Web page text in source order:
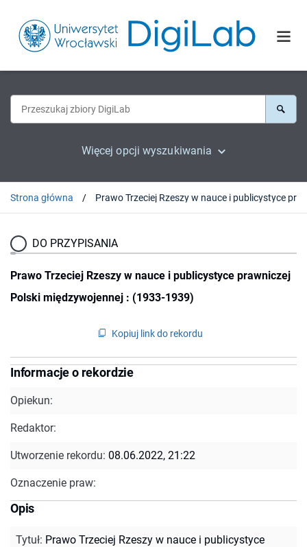
Więcej opcji wyszukiwania
Strona główna
DO PRZYPISANIA
Prawo Trzeciej Rzeszy w nauce i publicystyce prawniczej
Polski międzywojennej : (1933-1939)
Kopiuj link do rekordu
Informacje o rekordzie
Opiekun:
Redaktor:
Utworzenie rekordu: 08.06.2022, 21:22
Oznaczenie praw:
Opis
Tytuł: Prawo Trzeciej Rzeszy w nauce i publicystyce